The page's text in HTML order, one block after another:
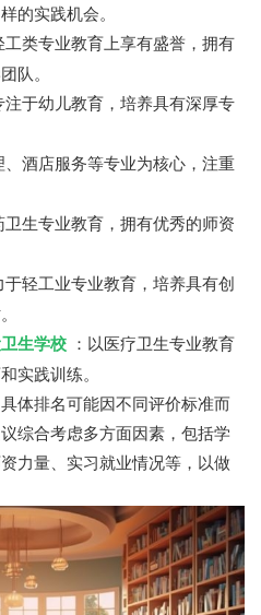
的实践机会。
工类专业教育上享有盛誉，拥有
队。
注于幼儿教育，培养具有深厚专
、酒店服务等专业为核心，注重
卫生专业教育，拥有优秀的师资
于轻工业专业教育，培养具有创
生学校 ：以医疗卫生专业教育
实践训练。
体排名可能因不同评价标准而
综合考虑多方面因素，包括学
力量、实习就业情况等，以做